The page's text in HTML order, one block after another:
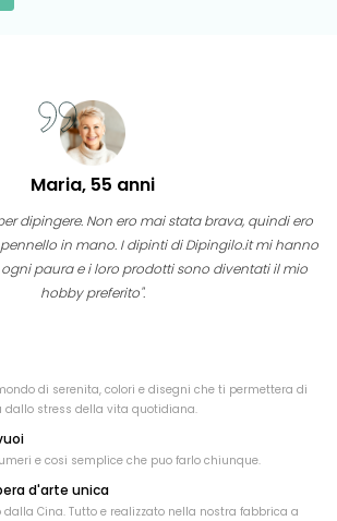
Maria, 55 anni
dipingere. Non ero mai stata brava, quindi ero
in mano. I dipinti di Dipingilo.it mi hanno
paura e i loro prodotti sono diventati il mio
hobby preferito".
di serenita, colori e disegni che ti permettera di
dallo stress della vita quotidiana.
e cosi semplice che puo farlo chiunque.
d'arte unica
Cina. Tutto e realizzato nella nostra fabbrica a